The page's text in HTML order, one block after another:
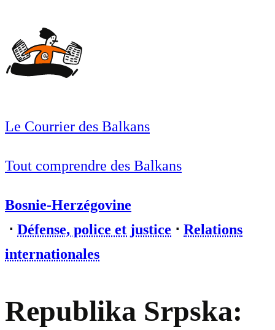
Le Courrier des Balkans
Tout comprendre des Balkans
Bosnie-Herzégovine
⋅ Défense, police et justice ⋅ Relations
internationales
Republika Srpska: